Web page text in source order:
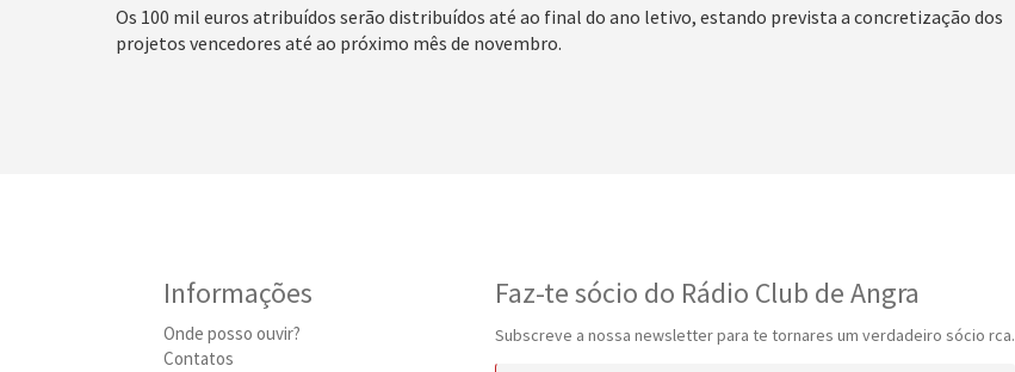
Os 100 mil euros atribuídos serão distribuídos até ao final do ano letivo, estando prevista a concretização dos
projetos vencedores até ao próximo mês de novembro.
Informações
Onde posso ouvir?
Contatos
Faz-te sócio do Rádio Club de Angra
Subscreve a nossa newsletter para te tornares um verdadeiro sócio rca.